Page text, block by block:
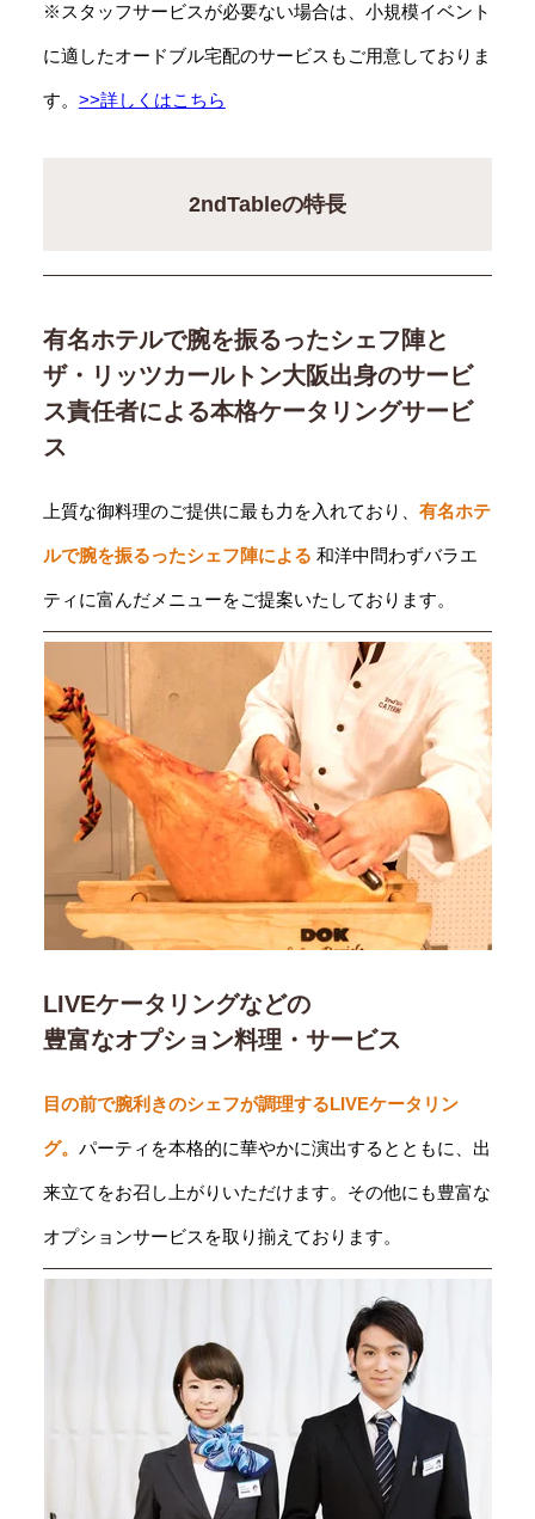
※スタッフサービスが必要ない場合は、小規模イベント
に適したオードブル宅配のサービスもご用意しておりま
す。 >>詳しくはこちら
2ndTableの特長
有名ホテルで腕を振るったシェフ陣と
ザ・リッツカールトン大阪出身のサービ
ス責任者による本格ケータリングサービ
ス
上質な御料理のご提供に最も力を入れており、 有名ホテ
ルで腕を振るったシェフ陣による 和洋中問わずバラエ
ティに富んだメニューをご提案いたしております。
LIVEケータリングなどの
豊富なオプション料理・サービス
目の前で腕利きのシェフが調理するLIVEケータリン
グ。 パーティを本格的に華やかに演出するとともに、出
来立てをお召し上がりいただけます。その他にも豊富な
オプションサービスを取り揃えております。